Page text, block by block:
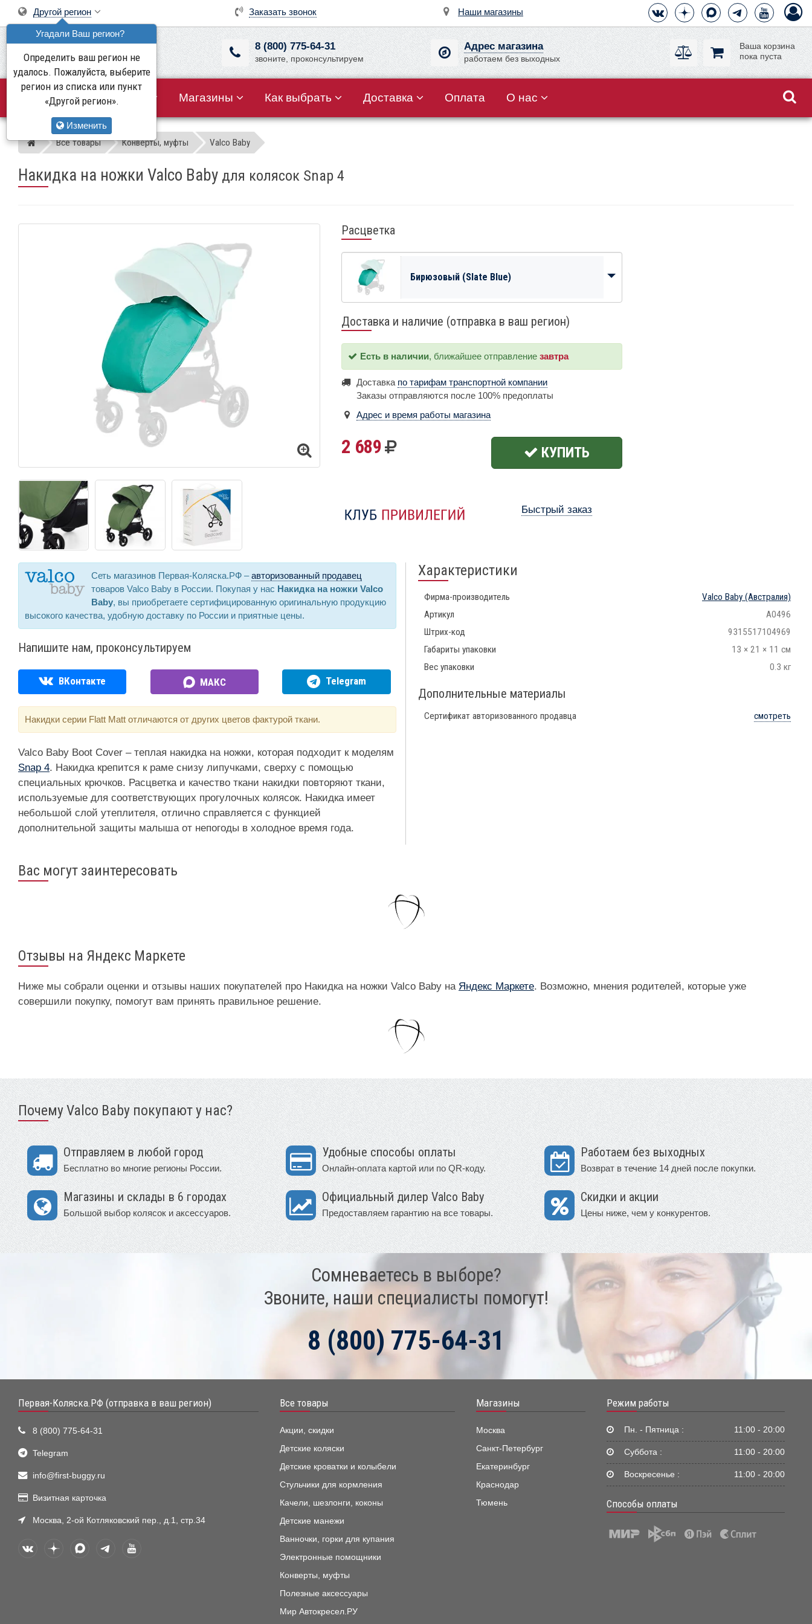
Заказать звонок Наши магазины
Другой регион
Угадали Ваш регион?
Определить ваш регион не
удалось. Пожалуйста, выберите
регион из списка или пункт
«Другой регион».
Изменить
8 (800) 775-64-31
звоните, проконсультируем
Адрес магазина
работаем без выходных
Ваша корзина
пока пуста
Все товары Акции Магазины Как выбрать Доставка Оплата О нас
Магазин детских колясок
Все товары Конверты, муфты Valco Baby
Накидка на ножки Valco Baby для колясок Snap 4
Расцветка
Бирюзовый (Slate Blue)
Доставка и наличие (отправка в ваш регион)
Есть в наличии, ближайшее отправление завтра
Доставка по тарифам транспортной компании
Заказы отправляются после 100% предоплаты
Адрес и время работы магазина
2 689 КУПИТЬ
Быстрый заказ
Сеть магазинов Первая-Коляска.РФ –авторизованный продавец
товаров Valco Baby в России. Покупая у нас Накидка на ножки Valco
Baby, вы приобретаете сертифицированную оригинальную продукцию
высокого качества, удобную доставку по России и приятные цены.
Напишите нам, проконсультируем
ВКонтакте МАКС Telegram
Накидки серии Flatt Matt отличаются от других цветов фактурой ткани.
Valco Baby Boot Cover – теплая накидка на ножки, которая подходит к моделям
Snap 4. Накидка крепится к раме снизу липучками, сверху с помощью
специальных крючков. Расцветка и качество ткани накидки повторяют ткани,
используемые для соответствующих прогулочных колясок. Накидка имеет
небольшой слой утеплителя, отлично справляется с функцией
дополнительной защиты малыша от непогоды в холодное время года.
Характеристики
Фирма-производитель Valco Baby (Австралия)
Артикул
A0496
Штрих-код
9315517104969
Габариты упаковки
13 × 21 × 11 см
Вес упаковки
0.3 кг
Дополнительные материалы
Сертификат авторизованного продавца смотреть
Вас могут заинтересовать
Отзывы на Яндекс Маркете
Ниже мы собрали оценки и отзывы наших покупателей про Накидка на ножки Valco Baby на Яндекс Маркете. Возможно, мнения родителей, которые уже
совершили покупку, помогут вам принять правильное решение.
Почему Valco Baby покупают у нас?
Отправляем в любой город
Бесплатно во многие регионы России.
Удобные способы оплаты
Онлайн-оплата картой или по QR-коду.
Работаем без выходных
Возврат в течение 14 дней после покупки.
Магазины и склады в 6 городах
Большой выбор колясок и аксессуаров.
Официальный дилер Valco Baby
Предоставляем гарантию на все товары.
Скидки и акции
Цены ниже, чем у конкурентов.
Сомневаетесь в выборе?
Звоните, наши специалисты помогут!
8 (800) 775-64-31
Первая-Коляска.РФ (отправка в ваш регион)
8 (800) 775-64-31
Telegram
info@first-buggy.ru
Визитная карточка
Москва, 2-ой Котляковский пер., д.1, стр.34
Все товары
Акции, скидки
Детские коляски
Детские кроватки и колыбели
Стульчики для кормления
Качели, шезлонги, коконы
Детские манежи
Ванночки, горки для купания
Электронные помощники
Конверты, муфты
Полезные аксессуары
Мир Автокресел.РУ
Магазины
Москва
Санкт-Петербург
Екатеринбург
Краснодар
Тюмень
Режим работы
Пн. - Пятница : 11:00 - 20:00
Суббота : 11:00 - 20:00
Воскресенье : 11:00 - 20:00
Способы оплаты